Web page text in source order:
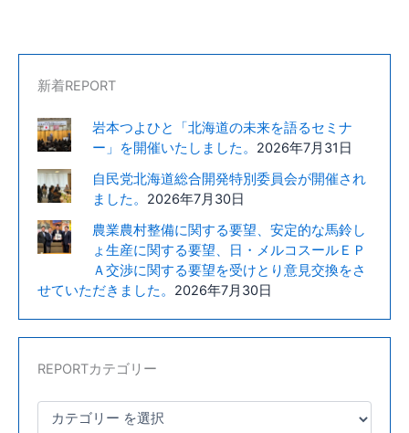
が
お
見
に
な
り
ま
た。
新着REPORT
岩本つよひと「北海道の未来を語るセミナ
ー」を開催いたしました。
2026年7月31日
自民党北海道総合開発特別委員会が開催され
ました。
2026年7月30日
農業農村整備に関する要望、安定的な馬鈴し
ょ生産に関する要望、日・メルコスールＥＰ
Ａ交渉に関する要望を受けとり意見交換をさ
せていただきました。 2026年7月30日
REPORTカテゴリー